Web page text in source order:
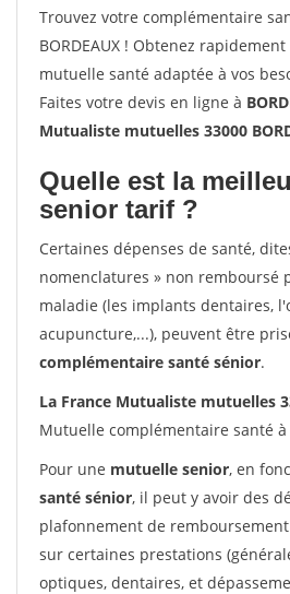
Trouvez votre complémentaire
BORDEAUX ! Obtenez
mutuelle santé adaptée à vos
Faites votre devis en ligne à
Mutualiste mutuelles 33000
Quelle est la
senior tarif ?
Certaines dépenses de santé,
nomenclatures » non remboursé
maladie (les implants dentaires,
acupuncture,...), peuvent être
complémentaire santé sénior.
La France Mutualiste mutuelles
Mutuelle complémentaire santé à
Pour une mutuelle senior, en
santé sénior, il peut y avoir des
plafonnement de
sur certaines prestations
optiques, dentaires, et